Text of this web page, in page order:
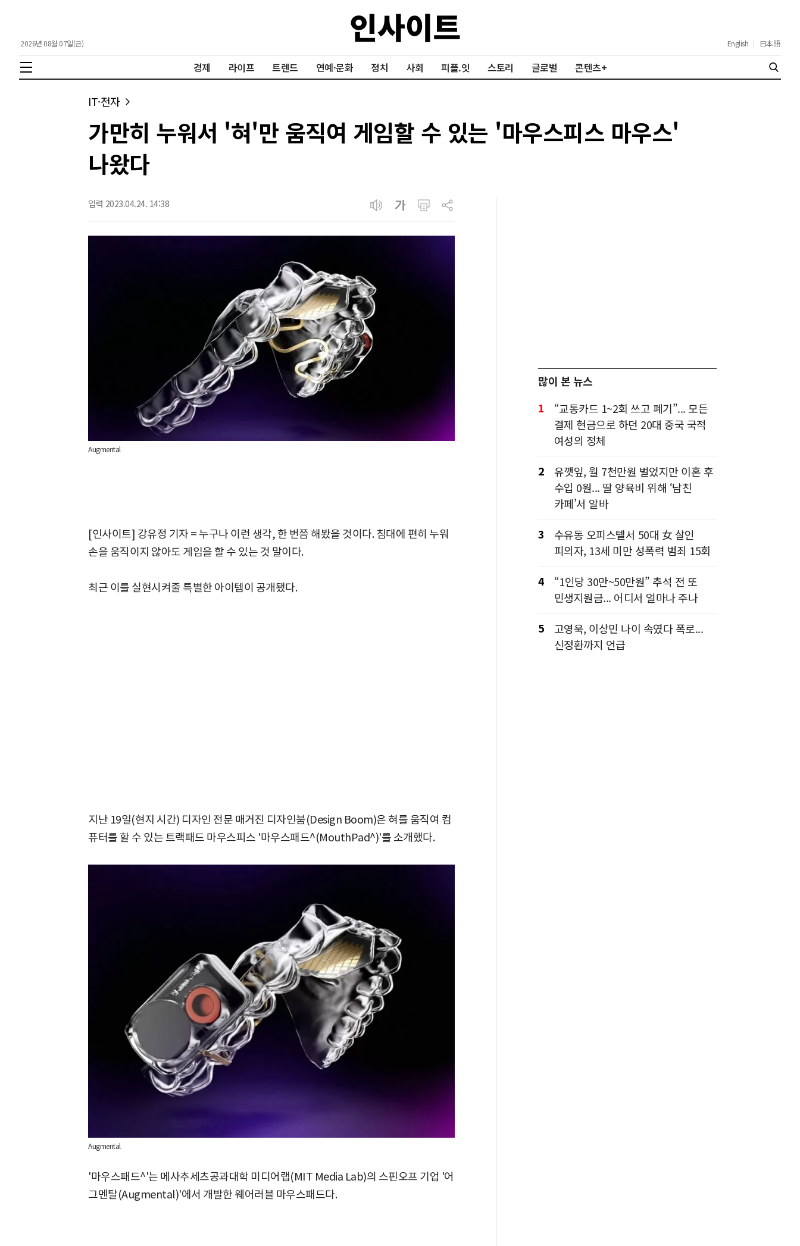
2026년 08월 07일(금) English | 日本語
경제 라이프 트렌드 연예·문화 정치 사회 피플.잇 스토리 글로벌 콘텐츠+
IT·전자
가만히 누워서 '혀'만 움직여 게임할 수 있는 '마우스피스 마우스'
나왔다
입력 2023.04.24. 14:38
Augmental
[인사이트] 강유정 기자 = 누구나 이런 생각, 한 번쯤 해봤을 것이다. 침대에 편히 누워
손을 움직이지 않아도 게임을 할 수 있는 것 말이다.
최근 이를 실현시켜줄 특별한 아이템이 공개됐다.
지난 19일(현지 시간) 디자인 전문 매거진 디자인붐(Design Boom)은 혀를 움직여 컴
퓨터를 할 수 있는 트랙패드 마우스피스 '마우스패드^(MouthPad^)'를 소개했다.
Augmental
'마우스패드^'는 메사추세츠공과대학 미디어랩(MIT Media Lab)의 스핀오프 기업 '어
그멘탈(Augmental)'에서 개발한 웨어러블 마우스패드다.
많이 본 뉴스
1
“교통카드 1~2회 쓰고 폐기”... 모든
결제 현금으로 하던 20대 중국 국적
여성의 정체
2
유깻잎, 월 7천만원 벌었지만 이혼 후
수입 0원... 딸 양육비 위해 ‘남친
카페’서 알바
3
수유동 오피스텔서 50대 女 살인
피의자, 13세 미만 성폭력 범죄 15회
4
“1인당 30만~50만원” 추석 전 또
민생지원금... 어디서 얼마나 주나
5
고영욱, 이상민 나이 속였다 폭로...
신정환까지 언급